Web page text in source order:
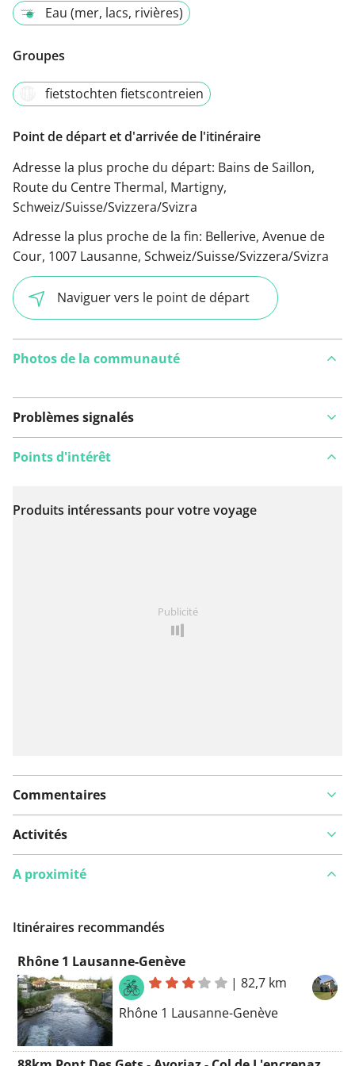
Eau (mer, lacs, rivières)
Groupes
fietstochten fietscontreien
Point de départ et d'arrivée de l'itinéraire
Adresse la plus proche du départ: Bains de Saillon,
Route du Centre Thermal, Martigny,
Schweiz/Suisse/Svizzera/Svizra
Adresse la plus proche de la fin: Bellerive, Avenue de
Cour, 1007 Lausanne, Schweiz/Suisse/Svizzera/Svizra
Naviguer vers le point de départ
Photos de la communauté
Problèmes signalés
Voir sur la carte
Points d'intérêt
Produits intéressants pour votre voyage
Publicité
Commentaires
Activités
A proximité
Itinéraires recommandés
Rhône 1 Lausanne-Genève
|82,7 km
Rhône 1 Lausanne-Genève